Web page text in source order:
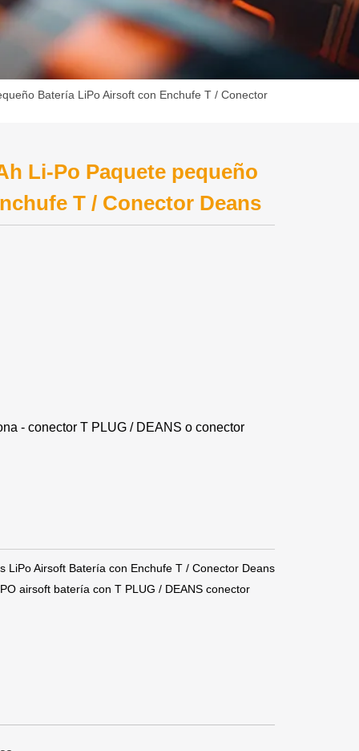
Batería LiPo Airsoft con Enchufe T / Conector
Li-Po Paquete pequeño
T / Conector Deans
- conector T PLUG / DEANS o conector
LiPo Airsoft Batería con Enchufe T / Conector Deans
airsoft batería con T PLUG / DEANS conector